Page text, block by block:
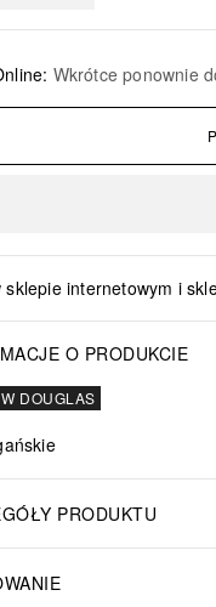
: Wkrótce ponownie
sklepie internetowym i
O PRODUKCIE
DOUGLAS
PRODUKTU